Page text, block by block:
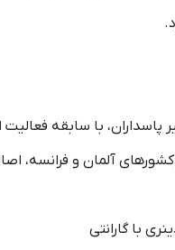
آلمان و فرانسه،
با گارانتی